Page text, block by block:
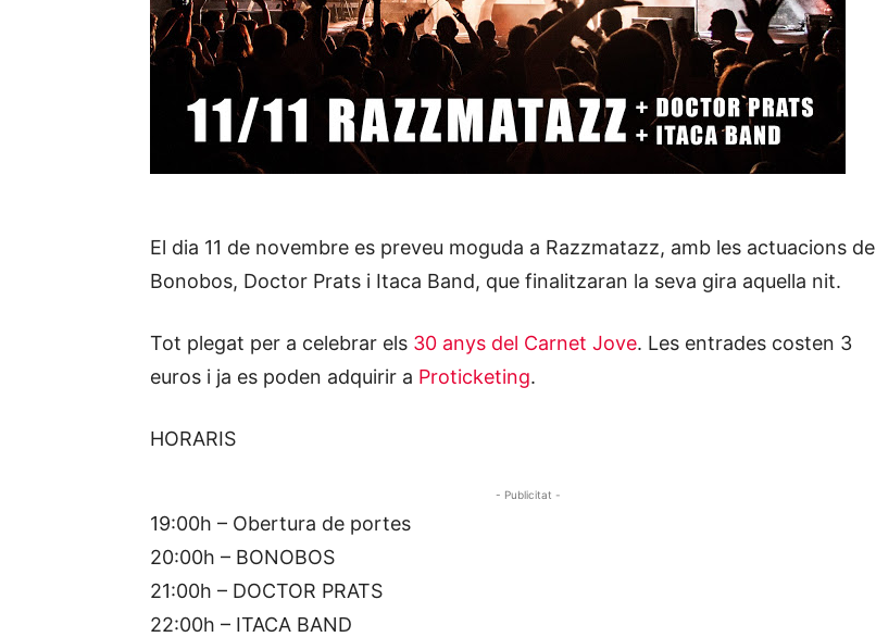
El dia 11 de novembre es preveu moguda a Razzmatazz, amb les actuacions de
Bonobos, Doctor Prats i Itaca Band, que finalitzaran la seva gira aquella nit.
Tot plegat per a celebrar els 30 anys del Carnet Jove. Les entrades costen 3
euros i ja es poden adquirir a Proticketing.
HORARIS
- Publicitat -
19:00h – Obertura de portes
20:00h – BONOBOS
21:00h – DOCTOR PRATS
22:00h – ITACA BAND